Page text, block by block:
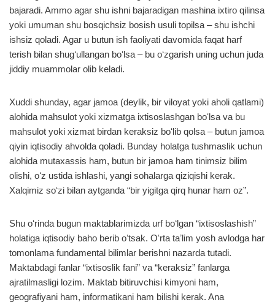
bajaradi. Ammo agar shu ishni bajaradigan mashina ixtiro qilinsa
yoki umuman shu bosqichsiz bosish usuli topilsa – shu ishchi
ishsiz qoladi. Agar u butun ish faoliyati davomida faqat harf
terish bilan shugʻullangan boʻlsa – bu oʻzgarish uning uchun juda
jiddiy muammolar olib keladi.
Xuddi shunday, agar jamoa (deylik, bir viloyat yoki aholi qatlami)
alohida mahsulot yoki xizmatga ixtisoslashgan boʻlsa va bu
mahsulot yoki xizmat birdan keraksiz boʻlib qolsa – butun jamoa
qiyin iqtisodiy ahvolda qoladi. Bunday holatga tushmaslik uchun
alohida mutaxassis ham, butun bir jamoa ham tinimsiz bilim
olishi, oʻz ustida ishlashi, yangi sohalarga qiziqishi kerak.
Xalqimiz soʻzi bilan aytganda “bir yigitga qirq hunar ham oz”.
Shu oʻrinda bugun maktablarimizda urf boʻlgan “ixtisoslashish”
holatiga iqtisodiy baho berib oʻtsak. Oʻrta taʼlim yosh avlodga har
tomonlama fundamental bilimlar berishni nazarda tutadi.
Maktabdagi fanlar “ixtisoslik fani” va “keraksiz” fanlarga
ajratilmasligi lozim. Maktab bitiruvchisi kimyoni ham,
geografiyani ham, informatikani ham bilishi kerak. Ana